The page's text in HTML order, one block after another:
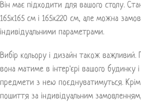
Він має підходити для вашого столу.
165х165 см і 165х220 см, але можна
індивідуальними параметрами.
Вибір кольору і дизайн також
вона матиме в інтер'єрі вашого будинку і
предмети з нею поєднуватимуться.
пошиття за індивідуальним